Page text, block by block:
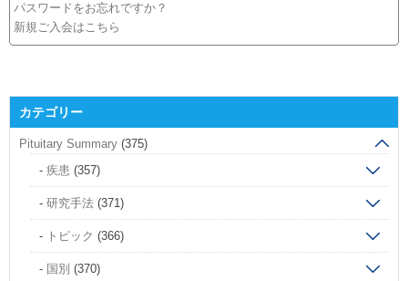
パスワードをお忘れですか？
新規ご入会はこちら
カテゴリー
Pituitary Summary (375)
疾患 (357)
研究手法 (371)
トピック (366)
国別 (370)